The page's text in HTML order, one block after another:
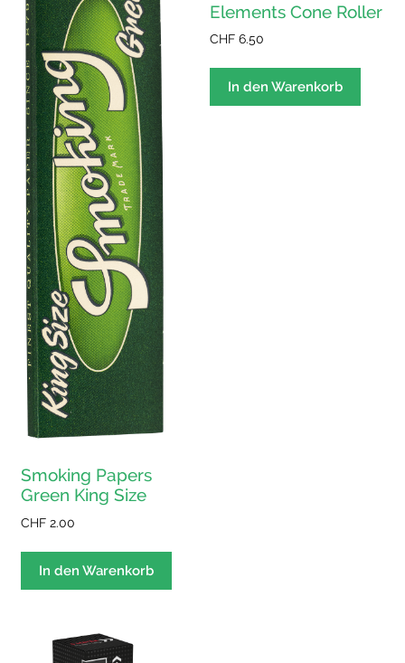
Smoking Papers
Green King Size
CHF 2.00
In den Warenkorb
Elements Cone Roller
CHF 6.50
In den Warenkorb